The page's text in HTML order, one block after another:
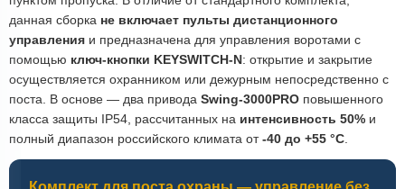
данная сборка не включает пульты дистанционного
управления и предназначена для управления воротами с
помощью ключ-кнопки KEYSWITCH-N: открытие и закрытие
осуществляется охранником или дежурным непосредственно с
поста. В основе — два привода Swing-3000PRO повышенного
класса защиты IP54, рассчитанных на интенсивность 50% и
полный диапазон российского климата от-40 до +55 °C